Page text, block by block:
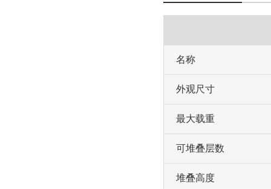
名称
外观尺寸
最大载重
可堆叠层数
堆叠高度